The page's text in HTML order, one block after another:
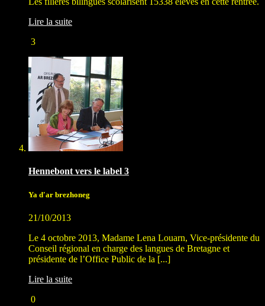
Lire la suite
3
Hennebont vers le label 3
Ya d'ar brezhoneg
21/10/2013
Le 4 octobre 2013, Madame Lena Louarn, Vice-présidente du
Conseil régional en charge des langues de Bretagne et
présidente de l’Office Public de la [...]
Lire la suite
0